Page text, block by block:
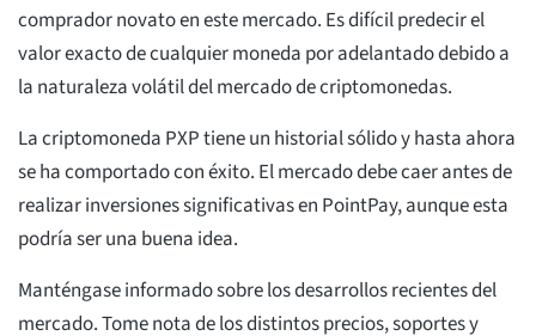
comprador novato en este mercado. Es difícil predecir el
valor exacto de cualquier moneda por adelantado debido a
la naturaleza volátil del mercado de criptomonedas.
La criptomoneda PXP tiene un historial sólido y hasta ahora
se ha comportado con éxito. El mercado debe caer antes de
realizar inversiones significativas en PointPay, aunque esta
podría ser una buena idea.
Manténgase informado sobre los desarrollos recientes del
mercado. Tome nota de los distintos precios, soportes y